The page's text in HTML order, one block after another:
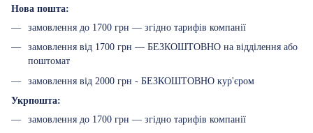
Нова пошта:
замовлення до 1700 грн — згідно тарифів компанії
замовлення від 1700 грн — БЕЗКОШТОВНО на відділення або
поштомат
замовлення від 2000 грн - БЕЗКОШТОВНО кур'єром
Укрпошта:
замовлення до 1700 грн — згідно тарифів компанії